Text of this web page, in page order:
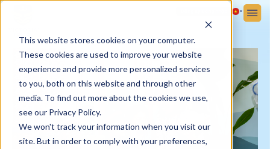
This website stores cookies on your computer.
These cookies are used to improve your website
experience and provide more personalized services
to you, both on this website and through other
media. To find out more about the cookies we use,
see our Privacy Policy.
We won't track your information when you visit our
site. But in order to comply with your preferences,